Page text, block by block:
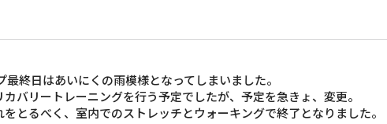
終日はあいにくの雨模様となってしまいました。
バリートレーニングを行う予定でしたが、予定を急きょ、変更。
とるべく、室内でのストレッチとウォーキングで終了となりました。